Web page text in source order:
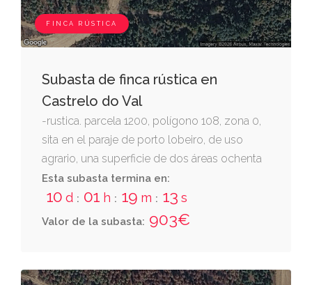
FINCA RÚSTICA
Subasta de finca rústica en
Castrelo do Val
-rustica. parcela 1200, polígono 108, zona 0,
sita en el paraje de porto lobeiro, de uso
agrario, una superficie de dos áreas ochenta
centiáreas, destinadas a matorral.
Esta subasta termina en:
10 d : 01 h : 19 m : 12 s
Valor de la subasta: 903€